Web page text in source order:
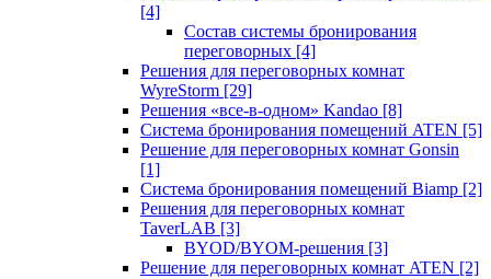
[4]
Состав системы бронирования
переговорных [4]
Решения для переговорных комнат
WyreStorm [29]
Решения «все-в-одном» Kandao [8]
Система бронирования помещений ATEN [5]
Решение для переговорных комнат Gonsin
[1]
Система бронирования помещений Biamp [2]
Решения для переговорных комнат
TaverLAB [3]
BYOD/BYOM-решения [3]
Решение для переговорных комнат ATEN [2]